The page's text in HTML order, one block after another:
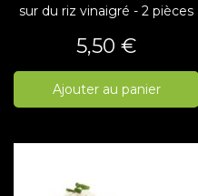
sur du riz vinaigré - 2 pièces
Prix
5,50 €
Ajouter au panier